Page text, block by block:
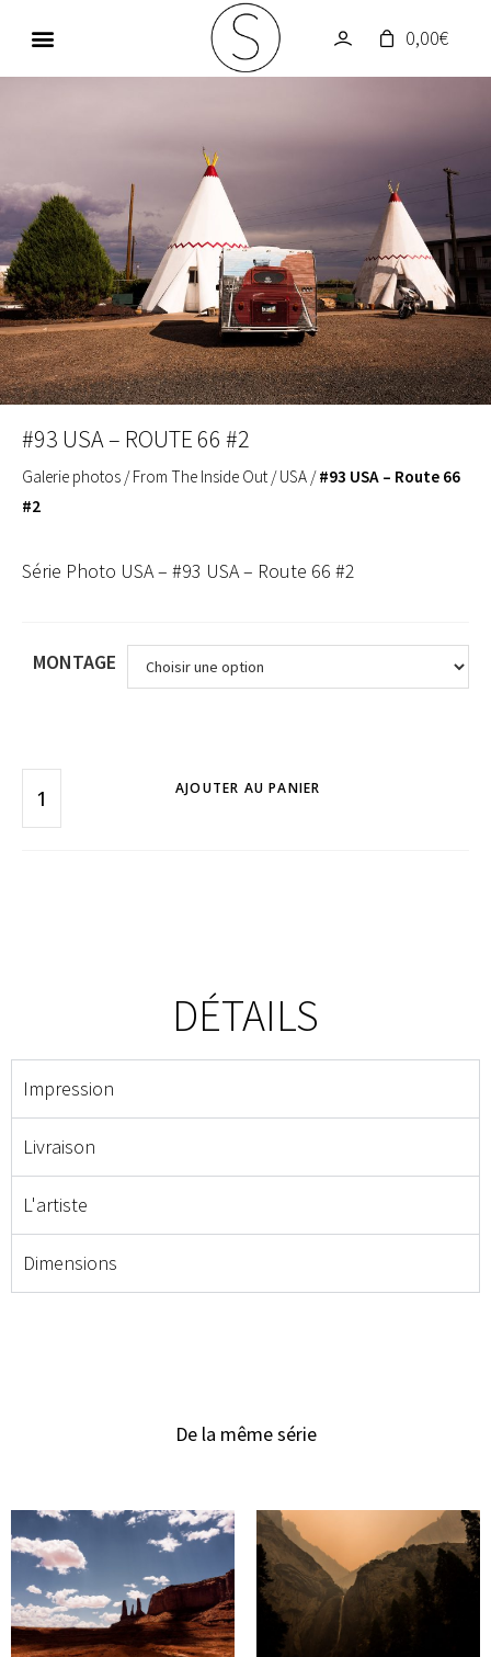
0,00€
#93 USA – ROUTE 66 #2
Galerie photos /From The Inside Out /USA /#93 USA – Route 66
#2
Série Photo USA – #93 USA – Route 66 #2
MONTAGE
AJOUTER AU PANIER
DÉTAILS
Impression
Livraison
L'artiste
Dimensions
De la même série